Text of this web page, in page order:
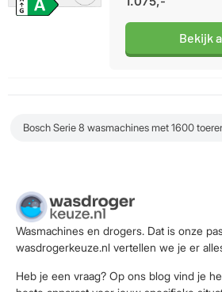
Bekijk
Bosch Serie 8 wasmachines met 1600
Wasmachines en drogers. Dat is onze
wasdrogerkeuze.nl vertellen we je er
Heb je een vraag? Op ons blog vind je